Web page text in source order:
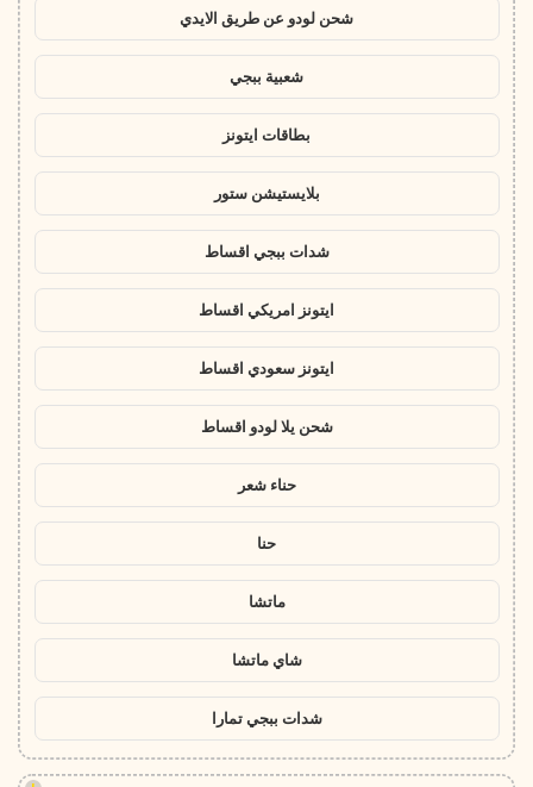
شحن لودو عن طريق الايدي
شعبية ببجي
بطاقات ايتونز
بلايستيشن ستور
شدات ببجي اقساط
ايتونز امريكي اقساط
ايتونز سعودي اقساط
شحن يلا لودو اقساط
حناء شعر
حنا
ماتشا
شاي ماتشا
شدات ببجي تمارا